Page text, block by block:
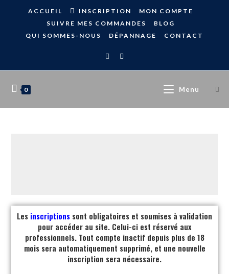
ACCUEIL INSCRIPTION
MON COMPTE
SUIVRE MES COMMANDES
BLOG
QUI SOMMES-NOUS
DÉPANNAGE CONTACT
0 Menu
Les inscriptions sont obligatoires et soumises à validation
pour accéder au site. Celui-ci est réservé aux
professionnels. Tout compte inactif depuis plus de 18
mois sera automatiquement supprimé, et une nouvelle
inscription sera nécessaire.